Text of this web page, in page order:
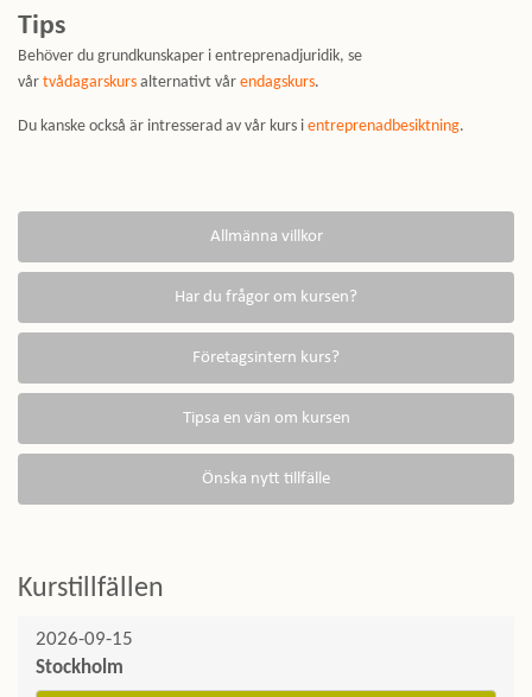
Tips
Behöver du grundkunskaper i entreprenadjuridik, se
vår tvådagarskurs alternativt vår endagskurs.
Du kanske också är intresserad av vår kurs i entreprenadbesiktning.
Kurstillfällen
2026-09-15
Stockholm